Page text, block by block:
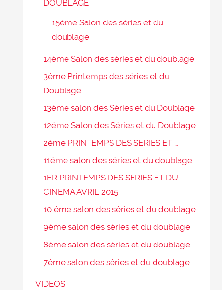
DOUBLAGE
15éme Salon des séries et du
doublage
14éme Salon des séries et du doublage
3éme Printemps des séries et du
Doublage
13éme salon des Séries et du Doublage
12éme Salon des Séries et du Doublage
2ème PRINTEMPS DES SERIES ET …
11éme salon des séries et du doublage
1ER PRINTEMPS DES SERIES ET DU
CINEMA AVRIL 2015
10 éme salon des séries et du doublage
9éme salon des séries et du doublage
8éme salon des séries et du doublage
7éme salon des séries et du doublage
VIDEOS